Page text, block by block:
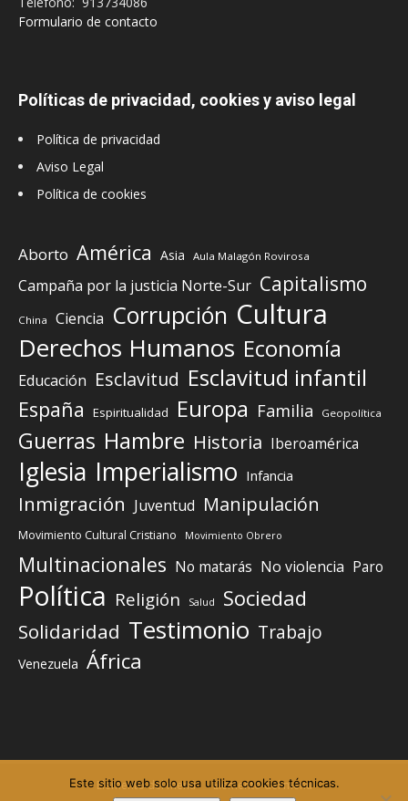
Formulario de contacto
Políticas de privacidad, cookies y aviso legal
Política de privacidad
Aviso Legal
Política de cookies
Aborto América Asia Aula Malagón Rovirosa
Campaña por la justicia Norte-Sur Capitalismo
China Ciencia Corrupción Cultura
Derechos Humanos Economía
Educación Esclavitud Esclavitud infantil
España Espiritualidad Europa Familia Geopolítica
Guerras Hambre Historia Iberoamérica
Iglesia Imperialismo Infancia
Inmigración Juventud Manipulación
Movimiento Cultural Cristiano Movimiento Obrero
Multinacionales No matarás No violencia Paro
Política Religión Salud Sociedad
Solidaridad Testimonio Trabajo
Venezuela África
Elemento del menú Elemento del menú
Este sitio web solo usa utiliza cookies técnicas.